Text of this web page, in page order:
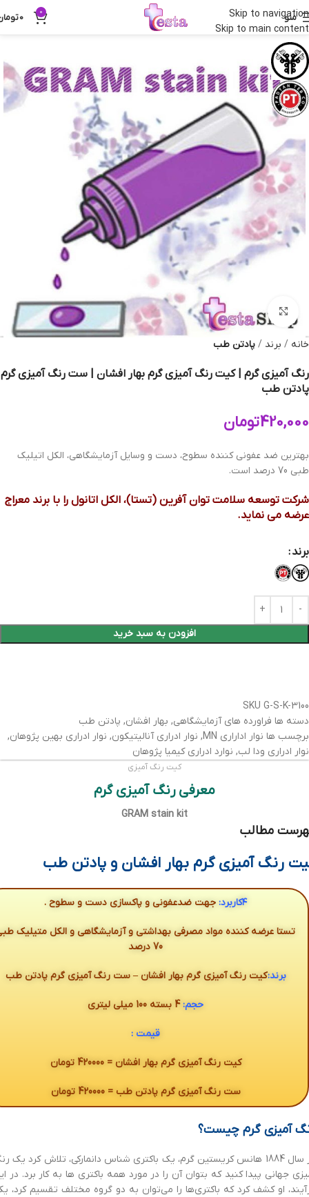
Skip to navigation
Skip to main content
منو 0
0
بزرگنمایی تصویر
خانه برند پادتن طب
رنگ آمیزی گرم | کیت رنگ آمیزی گرم بهار افشان | ست رنگ آمیزی گرم
پادتن طب
420,000تومان
بهترین ضد عفونی کننده سطوح، دست و وسایل آزمایشگاهی، الکل اتیلیک
طبی 70 درصد است.
شرکت توسعه سلامت توان آفرین (تستا)، الکل اتانول را با برند معراج
عرضه می نماید.
برند
افزودن به سبد خرید
SKU G-S-K-3100
دسته ها فراورده های آزمایشگاهی, بهار افشان, پادتن طب
برچسب ها نوار اداراری MN , نوار ادراری آنالیتیکون, نوار ادراری بهین پژوهان,
نوار ادراری ودا لب, نوارد ادراری کیمیا پژوهان
کیت رنگ آمیزی
معرفی رنگ آمیزی گرم
GRAM stain kit
مطالب
رنگ آمیزی گرم بهار افشان و پادتن طب
۴کاربرد: جهت ضدعفونی و پاکسازی دست و سطوح .
تستا عرضه کننده مواد مصرفی بهداشتی و آزمایشگاهی و الکل متیلیک
70 درصد
برند:کیت رنگ آمیزی گرم بهار افشان – ست رنگ آمیزی گرم پادتن طب
حجم:4 بسته 100 میلی لیتری
قیمت :
کیت رنگ آمیزی گرم بهار افشان = 420000 تومان
ست رنگ آمیزی گرم پادتن طب = 420000 تومان
آمیزی گرم چیست؟
در سال 1884 هانس کریستین گرم، یک باکتری شناس دانمارکی، تلاش کرد یک
جهانی پیدا کنید که بتوان آن را در مورد همه باکتری ها به کار برد. در
او کشف کرد که باکتری‌ها را می‌توان به دو گروه مختلف تقسیم کرد،